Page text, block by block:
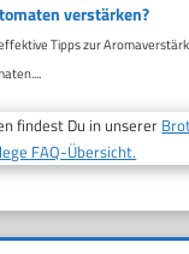
verstärken?
Tipps zur
findest Du in unserer
FAQ-Übersicht.